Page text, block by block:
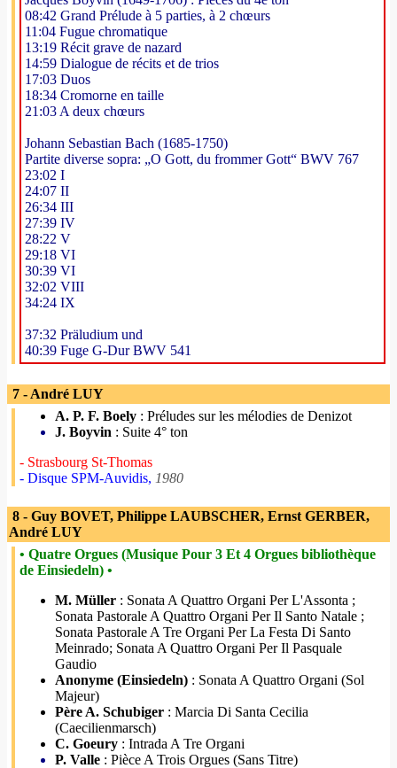
08:42 Grand Prélude à 5 parties, à 2 chœurs
11:04 Fugue chromatique
13:19 Récit grave de nazard
14:59 Dialogue de récits et de trios
17:03 Duos
18:34 Cromorne en taille
21:03 A deux chœurs
Johann Sebastian Bach (1685-1750)
Partite diverse sopra: „O Gott, du frommer Gott“ BWV 767
23:02 I
24:07 II
26:34 III
27:39 IV
28:22 V
29:18 VI
30:39 VI
32:02 VIII
34:24 IX
37:32 Präludium und
40:39 Fuge G-Dur BWV 541
7 - André LUY
A. P. F. Boely : Préludes sur les mélodies de Denizot
J. Boyvin : Suite 4° ton
- Strasbourg St-Thomas
- Disque SPM-Auvidis, 1980
8 - Guy BOVET, Philippe LAUBSCHER, Ernst GERBER,
André LUY
• Quatre Orgues (Musique Pour 3 Et 4 Orgues bibliothèque
de Einsiedeln) •
M. Müller : Sonata A Quattro Organi Per L'Assonta ;
Sonata Pastorale A Quattro Organi Per Il Santo Natale ;
Sonata Pastorale A Tre Organi Per La Festa Di Santo
Meinrado; Sonata A Quattro Organi Per Il Pasquale
Gaudio
Anonyme (Einsiedeln) : Sonata A Quattro Organi (Sol
Majeur)
Père A. Schubiger : Marcia Di Santa Cecilia
(Caecilienmarsch)
C. Goeury : Intrada A Tre Organi
P. Valle : Pièce A Trois Orgues (Sans Titre)